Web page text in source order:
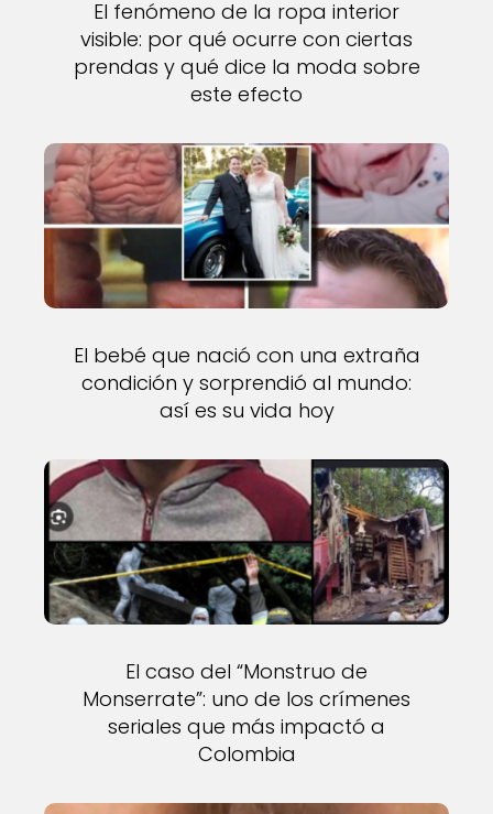
El fenómeno de la ropa interior
visible: por qué ocurre con ciertas
prendas y qué dice la moda sobre
este efecto
El bebé que nació con una extraña
condición y sorprendió al mundo:
así es su vida hoy
El caso del “Monstruo de
Monserrate”: uno de los crímenes
seriales que más impactó a
Colombia